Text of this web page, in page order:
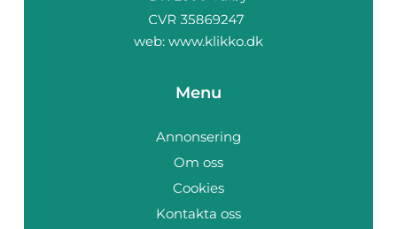
web: www.klikko.dk
Menu
Annonsering
Om oss
Cookies
Kontakta oss